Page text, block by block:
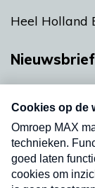
Heel Holland
Nieuwsbrief
nieuwsbrief.
uw mailbox.